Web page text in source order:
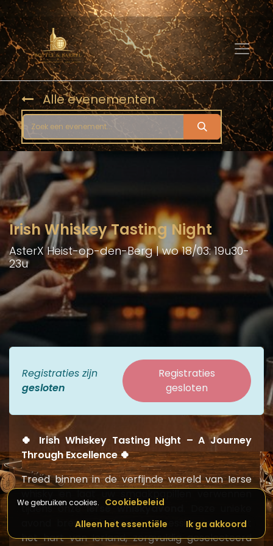
Alle evenementen
Irish Whiskey Tasting Night
AsterX Heist-op-den-Berg | wo 18/03: 19u30-
23u
Registraties zijn
gesloten
Registraties
gesloten
🍀 Irish Whiskey Tasting Night – A Journey
Through Excellence 🍀
Treed binnen in de verfijnde wereld van Ierse
tijdens onzeIerse whiskyavond
avond brengt de beste expressies samen uit
het hart van Ierland, zorgvuldig geselecteerd
We gebruiken cookies.
Cookiebeleid
Alleen het essentiële
Ik ga akkoord